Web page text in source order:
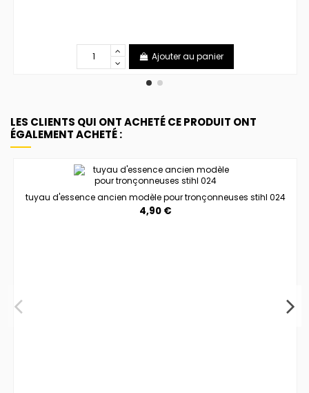
Ajouter au panier
LES CLIENTS QUI ONT ACHETÉ CE PRODUIT ONT
ÉGALEMENT ACHETÉ :
tuyau d'essence ancien modèle pour tronçonneuses stihl 024
4,90 €